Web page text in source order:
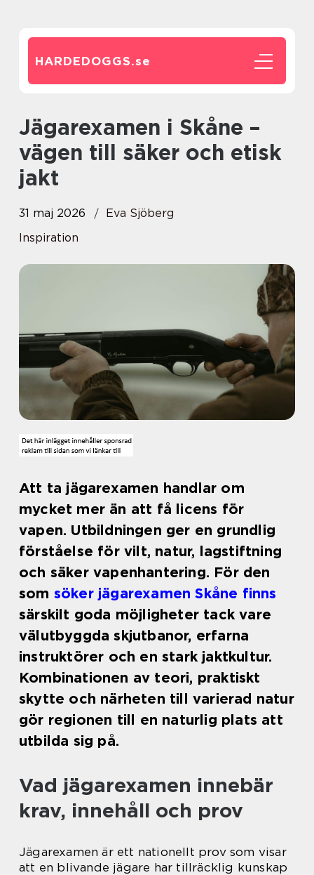
HARDEDOGGS.se
Jägarexamen i Skåne –
vägen till säker och etisk
jakt
31 maj 2026
Eva Sjöberg
Inspiration
Att ta jägarexamen handlar om
mycket mer än att få licens för
vapen. Utbildningen ger en grundlig
förståelse för vilt, natur, lagstiftning
och säker vapenhantering. För den
som söker jägarexamen Skåne finns
särskilt goda möjligheter tack vare
välutbyggda skjutbanor, erfarna
instruktörer och en stark jaktkultur.
Kombinationen av teori, praktiskt
skytte och närheten till varierad natur
gör regionen till en naturlig plats att
utbilda sig på.
Vad jägarexamen innebär
krav, innehåll och prov
Jägarexamen är ett nationellt prov som visar
att en blivande jägare har tillräcklig kunskap